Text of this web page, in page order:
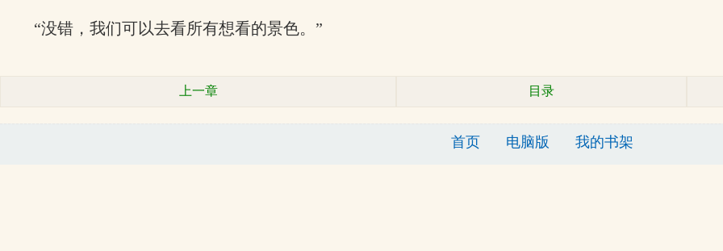
“没错，我们可以去看所有想看的景色。”
上一章 目录
首页 电脑版 我的书架